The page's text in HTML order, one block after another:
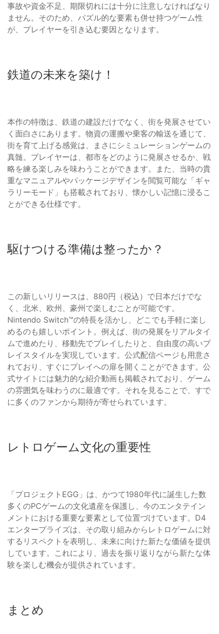
事故や資金不足、期限切れには十分に注意しなければなり
ません。そのため、パズル的な要素も併せ持つゲーム性
が、プレイヤーを引き込む要因となります。
鉄道の未来を築け！
本作の特徴は、鉄道の建設だけでなく、街を発展させてい
く面白さにあります。物資の運搬や乗客の輸送を通じて、
街を育て上げる感覚は、まさにシミュレーションゲームの
真髄。プレイヤーは、都市をどのように発展させるか、戦
略を練る楽しみを味わうことができます。また、当時の貴
重なマニュアルやパッケージデザインを閲覧可能な「ギャ
ラリーモード」も搭載されており、懐かしい記憶に浸るこ
とができる仕様です。
駆けつける準備は整ったか？
この新しいリリースは、880円（税込）で日本だけでな
く、北米、欧州、豪州で楽しむことが可能です。
Nintendo Switch™の特長を活かし、どこでも手軽に楽し
めるのも嬉しいポイント。例えば、街の発展をリアルタイ
ムで進めたり、移動先でプレイしたりと、自由度の高いプ
レイスタイルを実現しています。公式配信ページも用意さ
れており、すぐにプレイへの扉を開くことができます。公
式サイトには魅力的な紹介動画も掲載されており、ゲーム
の雰囲気を味わうのに最適です。それを見ることで、すで
に多くのファンから期待が寄せられています。
レトロゲーム文化の重要性
「プロジェクトEGG」は、かつて1980年代に誕生した数
多くのPCゲームの文化遺産を保護し、今のエンタテイン
メントにおける重要な要素として位置づけています。D4
エンタープライズは、その取り組みからレトロゲームに対
するリスペクトを表明し、未来に向けた新たな価値を提供
しています。これにより、過去を振り返りながら新たな体
験を楽しむ機会が提供されています。
まとめ